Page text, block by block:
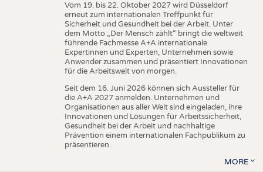
Vom 19. bis 22. Oktober 2027 wird Düsseldorf
erneut zum internationalen Treffpunkt für
Sicherheit und Gesundheit bei der Arbeit. Unter
dem Motto „Der Mensch zählt“ bringt die weltweit
führende Fachmesse A+A internationale
Expertinnen und Experten, Unternehmen sowie
Anwender zusammen und präsentiert Innovationen
für die Arbeitswelt von morgen.
Seit dem 16. Juni 2026 können sich Aussteller für
die A+A 2027 anmelden. Unternehmen und
Organisationen aus aller Welt sind eingeladen, ihre
Innovationen und Lösungen für Arbeitssicherheit,
Gesundheit bei der Arbeit und nachhaltige
Prävention einem internationalen Fachpublikum zu
präsentieren.
MORE